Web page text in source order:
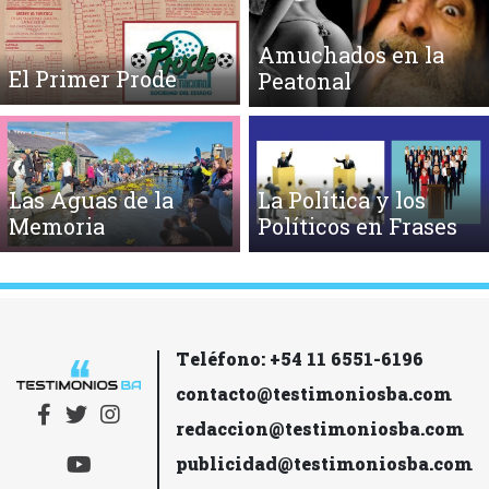
El Primer Prode
Amuchados en la
Peatonal
Las Aguas de la
Memoria
La Política y los
Políticos en Frases
Teléfono: +54 11 6551-6196
contacto@testimoniosba.com
redaccion@testimoniosba.com
publicidad@testimoniosba.com